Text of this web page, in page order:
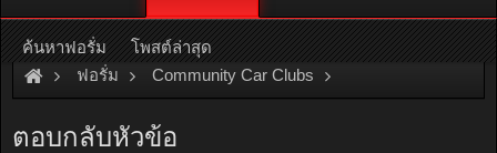
หรืออ่านรายละเอียดเพิ่มเติม คลิกที่นี่
ฟอรั่ม Community Car Clubs
ตอบกลับหัวข้อ
ค้นหาฟอรั่ม โพสต์ล่าสุด